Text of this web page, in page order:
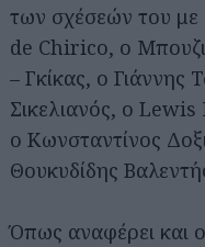
των σχέσεών του
de Chirico, ο
– Γκίκας, ο Γιάννης
Σικελιανός, ο
ο Κωνσταντίνος
Θουκυδίδης
Όπως αναφέρει και